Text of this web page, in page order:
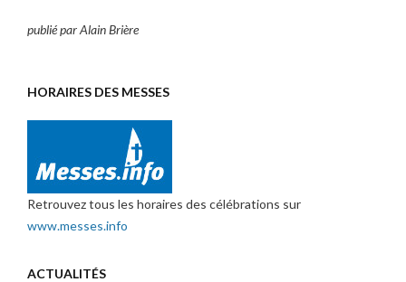
publié par Alain Brière
HORAIRES DES MESSES
Retrouvez tous les horaires des célébrations sur
www.messes.info
ACTUALITÉS